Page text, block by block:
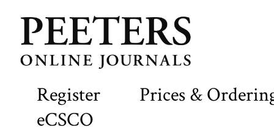
Register
Prices &
eCSCO